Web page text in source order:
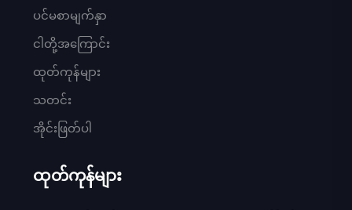
ပင်မစာမျက်နှာ
ငါတို့အကြောင်း
ထုတ်ကုန်များ
သတင်း
အိုင်းဖြတ်ပါ
ထုတ်ကုန်များ